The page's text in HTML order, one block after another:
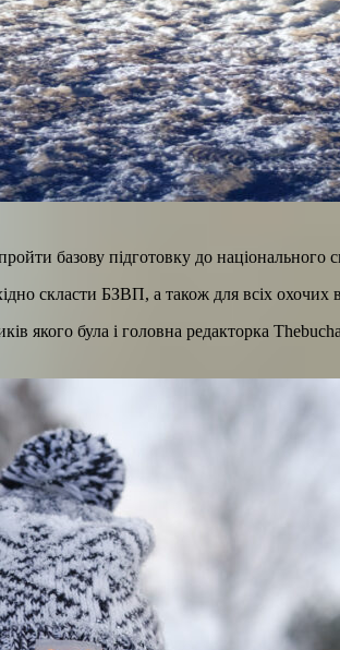
базову підготовку до національного
скласти БЗВП, а також для всіх охочих
якого була і головна редакторка